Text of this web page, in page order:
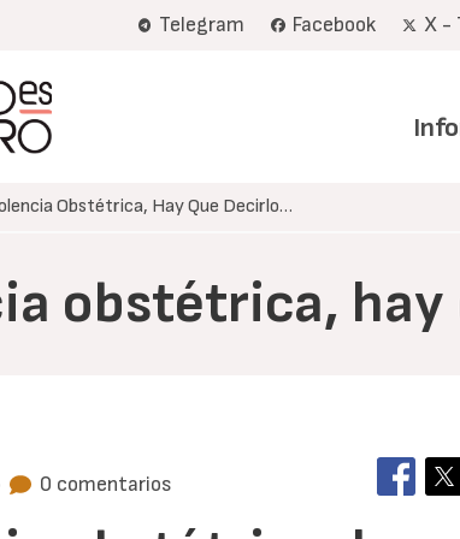
Telegram Facebook X -
Obstétrica, Hay Que Decirlo…
obstétrica,
0 comentarios